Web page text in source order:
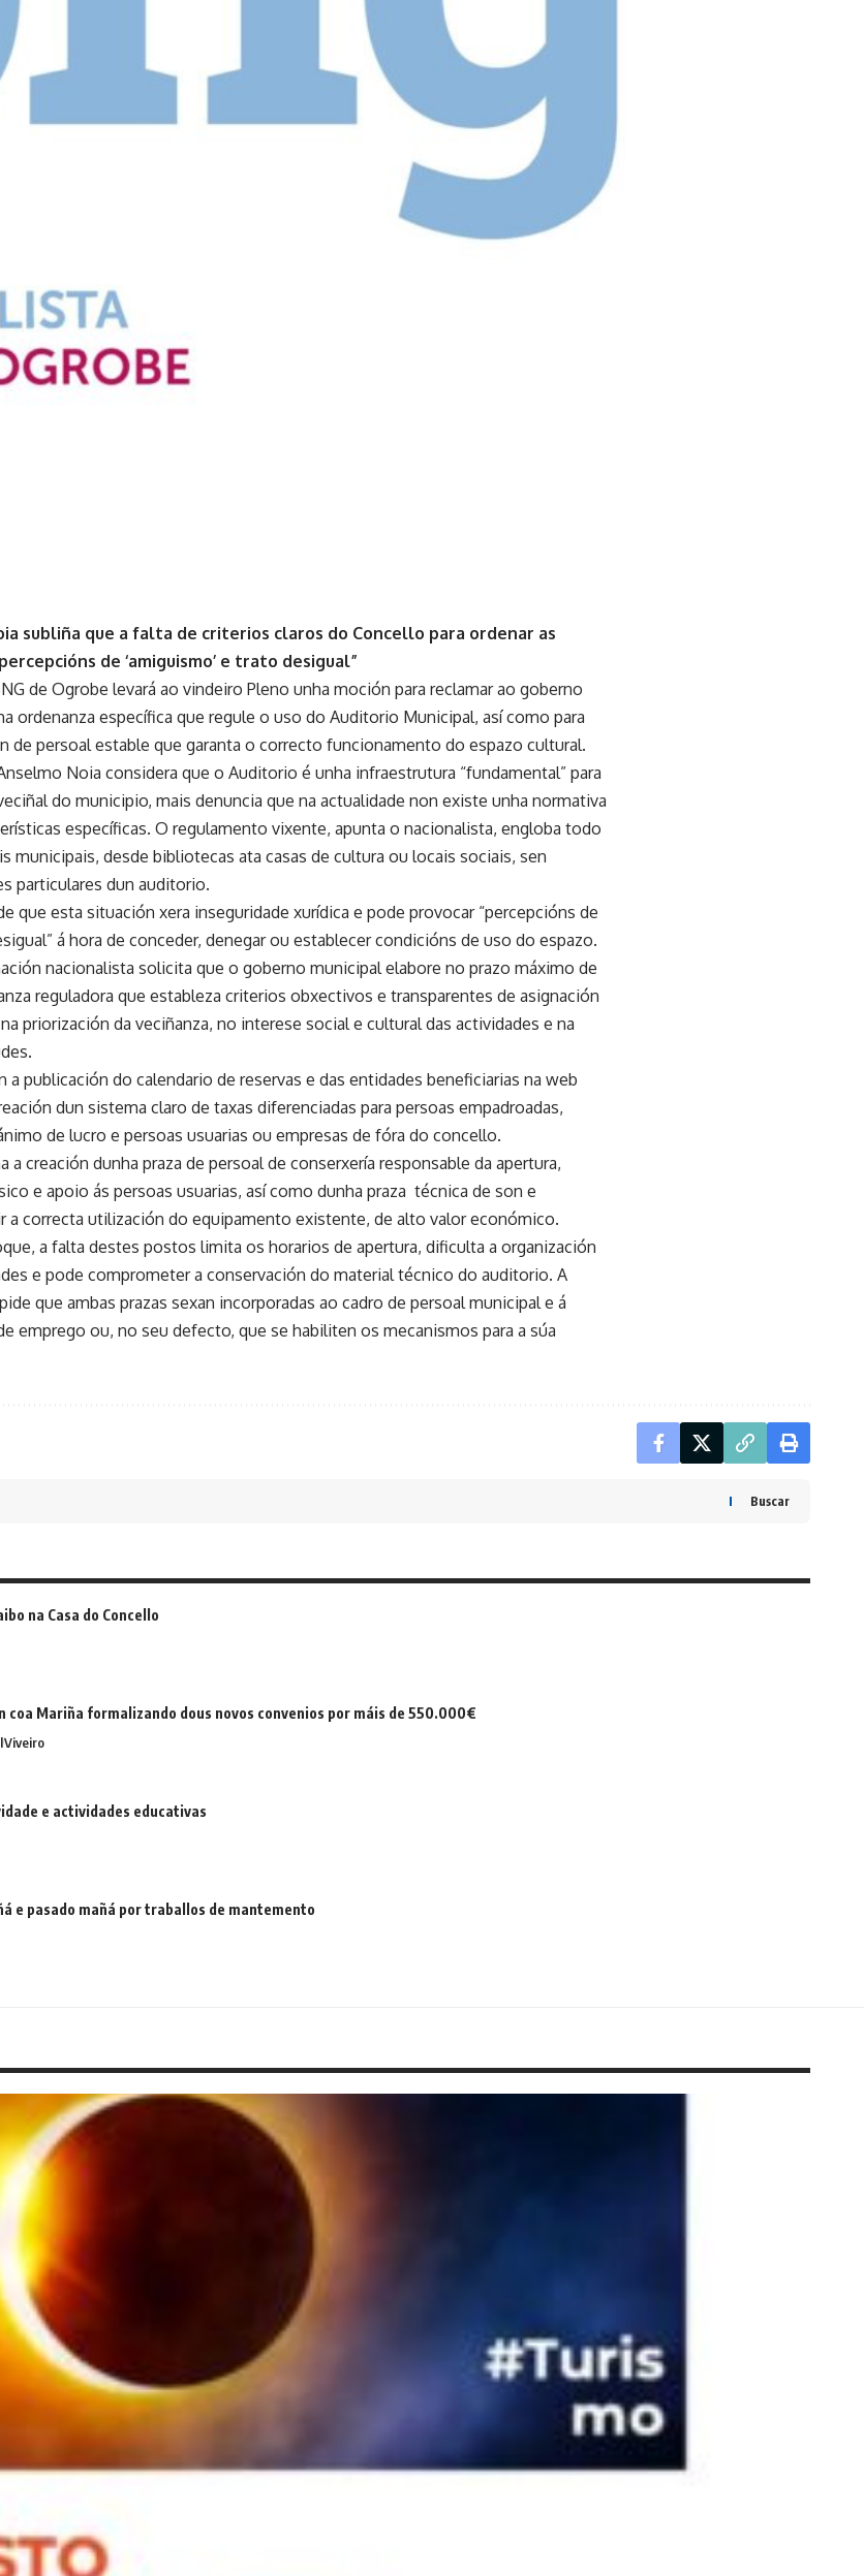
subliña que a falta de criterios claros do Concello para ordenar as
de ‘amiguismo’ e trato desigual”
de Ogrobe levará ao vindeiro Pleno unha moción para reclamar ao goberno
ordenanza específica que regule o uso do Auditorio Municipal, así como para
de persoal estable que garanta o correcto funcionamento do espazo cultural.
Noia considera que o Auditorio é unha infraestrutura “fundamental” para
do municipio, mais denuncia que na actualidade non existe unha normativa
específicas. O regulamento vixente, apunta o nacionalista, engloba todo
municipais, desde bibliotecas ata casas de cultura ou locais sociais, sen
particulares dun auditorio.
que esta situación xera inseguridade xurídica e pode provocar “percepcións de
á hora de conceder, denegar ou establecer condicións de uso do espazo.
nacionalista solicita que o goberno municipal elabore no prazo máximo de
reguladora que estableza criterios obxectivos e transparentes de asignación
priorización da veciñanza, no interese social e cultural das actividades e na
a publicación do calendario de reservas e das entidades beneficiarias na web
dun sistema claro de taxas diferenciadas para persoas empadroadas,
de lucro e persoas usuarias ou empresas de fóra do concello.
a creación dunha praza de persoal de conserxería responsable da apertura,
e apoio ás persoas usuarias, así como dunha praza técnica de son e
a correcta utilización do equipamento existente, de alto valor económico.
a falta destes postos limita os horarios de apertura, dificulta a organización
e pode comprometer a conservación do material técnico do auditorio. A
que ambas prazas sexan incorporadas ao cadro de persoal municipal e á
emprego ou, no seu defecto, que se habiliten os mecanismos para a súa
Buscar
na Casa do Concello
Mariña formalizando dous novos convenios por máis de 550.000€
Viveiro
e actividades educativas
e pasado mañá por traballos de mantemento